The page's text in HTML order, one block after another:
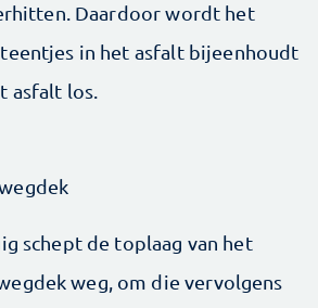
Daardoor wordt het
in het asfalt bijeenhoudt
asfalt los.
schept de toplaag van het
weg, om die vervolgens